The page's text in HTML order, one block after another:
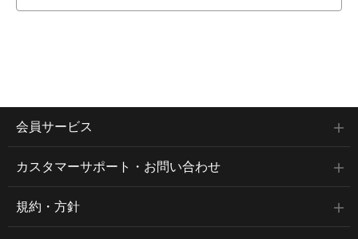
会員サービス
カスタマーサポート・お問い合わせ
規約・方針